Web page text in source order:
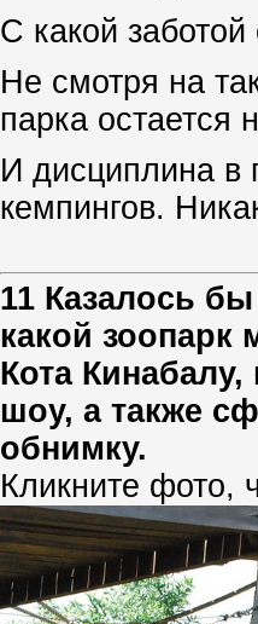
С какой
Не смотря на
парка остается
И дисциплина в
кемпингов.
11 Казалось
какой зоопарк
Кота
шоу, а также
обнимку.
Кликните фото,